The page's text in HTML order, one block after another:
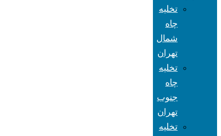
تخلیه
چاه
شمال
تهران
تخلیه
چاه
جنوب
تهران
تخلیه